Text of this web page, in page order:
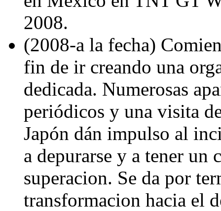
2008.
(2008-a la fecha)
fin de ir creando una
dedicada. Numerosas
periódicos y una visita
Japón dán impulso al
a depurarse y a tener un
superacion. Se da por
transformacion hacia el